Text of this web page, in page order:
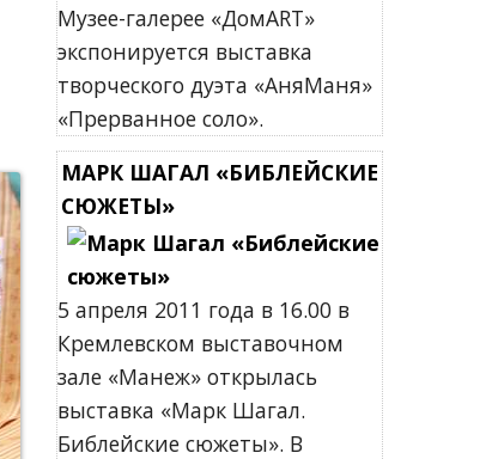
Музее-галерее «ДомART»
экспонируется выставка
творческого дуэта «АняМаня»
«Прерванное соло».
МАРК ШАГАЛ «БИБЛЕЙСКИЕ
СЮЖЕТЫ»
5 апреля 2011 года в 16.00 в
Кремлевском выставочном
зале «Манеж» открылась
выставка «Марк Шагал.
Библейские сюжеты». В